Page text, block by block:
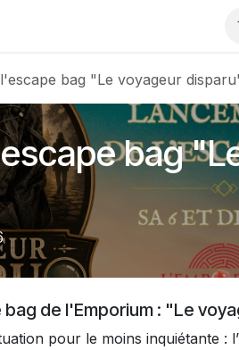
Retour au site de
bag "Le voyageur
bag
de l'Emporium : "Le
pour le moins inquiétante :